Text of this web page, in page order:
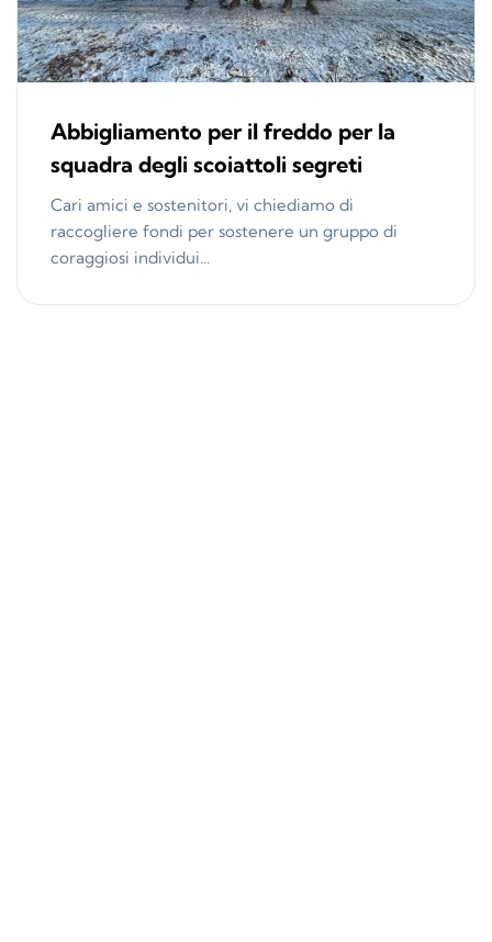
Abbigliamento per il freddo per la
squadra degli scoiattoli segreti
Cari amici e sostenitori, vi chiediamo di
raccogliere fondi per sostenere un gruppo di
coraggiosi individui...